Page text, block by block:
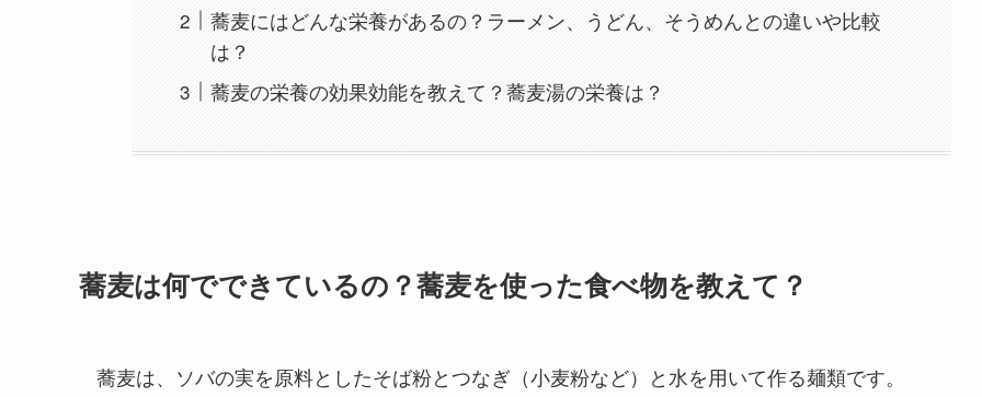
蕎麦にはどんな栄養があるの？ラーメン、うどん、そうめんとの違いや比較
は？
蕎麦の栄養の効果効能を教えて？蕎麦湯の栄養は？
蕎麦は何でできているの？蕎麦を使った食べ物を教えて？
蕎麦は、ソバの実を原料としたそば粉とつなぎ（小麦粉など）と水を用いて作る麺類です。